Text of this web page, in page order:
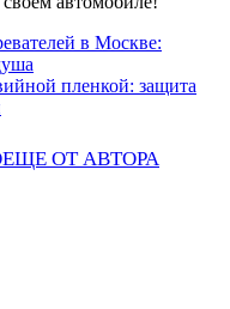
в Москве:
пленкой: защита
ЕЩЕ ОТ АВТОРА